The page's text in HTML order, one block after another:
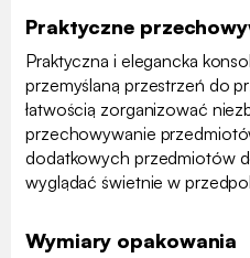
Praktyczne
Praktyczna i elegancka
przemyślaną przestrzeń do
łatwością zorganizować
przechowywanie
dodatkowych przedmiotów
wyglądać świetnie w
Wymiary opakowania